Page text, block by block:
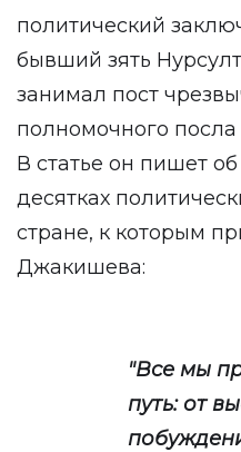
политический
бывший зять
занимал пост
полномочного посла
В статье он пишет
десятках
стране, к которым
Джакишева:
"Все мы
путь: от